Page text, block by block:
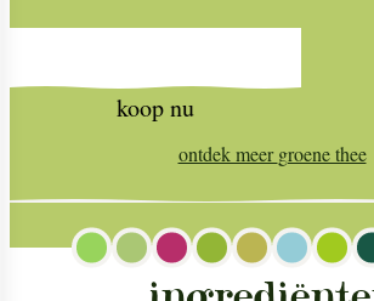
koop nu
ontdek meergroene thee